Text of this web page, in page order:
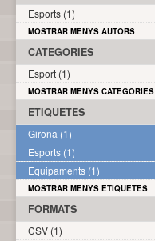
Esports (1)
MOSTRAR MENYS AUTORS
CATEGORIES
Esport (1)
MOSTRAR MENYS CATEGORIES
ETIQUETES
Girona (1)
Esports (1)
Equipaments (1)
MOSTRAR MENYS ETIQUETES
FORMATS
CSV (1)